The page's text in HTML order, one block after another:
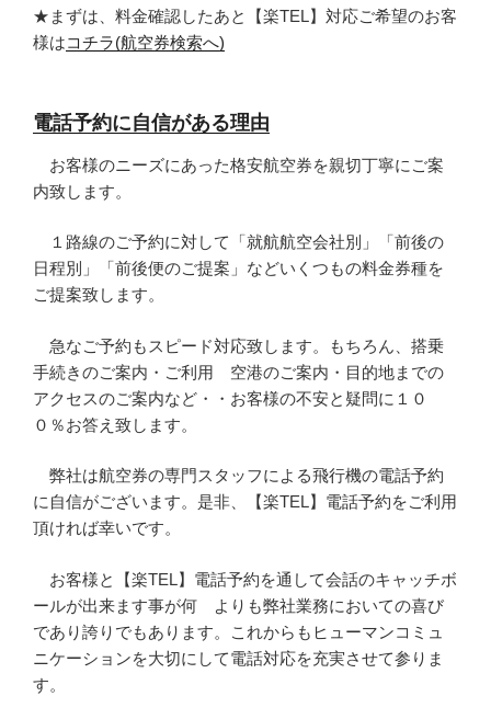
★まずは、料金確認したあと【楽TEL】対応ご希望のお客
様はコチラ(航空券検索へ)
電話予約に自信がある理由
お客様のニーズにあった格安航空券を親切丁寧にご案
内致します。
１路線のご予約に対して「就航航空会社別」「前後の
日程別」「前後便のご提案」などいくつもの料金券種を
ご提案致します。
急なご予約もスピード対応致します。もちろん、搭乗
手続きのご案内・ご利用 空港のご案内・目的地までの
アクセスのご案内など・・お客様の不安と疑問に１０
０％お答え致します。
弊社は航空券の専門スタッフによる飛行機の電話予約
に自信がございます。是非、【楽TEL】電話予約をご利用
頂ければ幸いです。
お客様と【楽TEL】電話予約を通して会話のキャッチボ
ールが出来ます事が何 よりも弊社業務においての喜び
であり誇りでもあります。これからもヒューマンコミュ
ニケーションを大切にして電話対応を充実させて参りま
す。